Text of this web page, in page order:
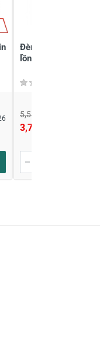
Đèn công trường
lồng WORX
5,550,000 đ
3,790,000 đ